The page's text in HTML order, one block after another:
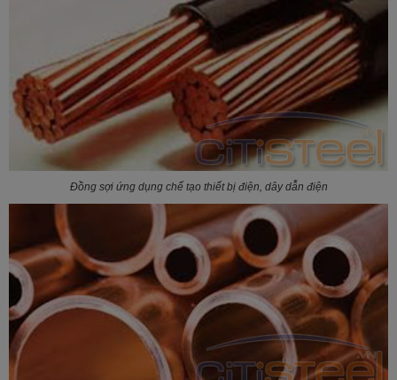
Đồng sợi ứng dụng chế tạo thiết bị điện, dây dẫn điện